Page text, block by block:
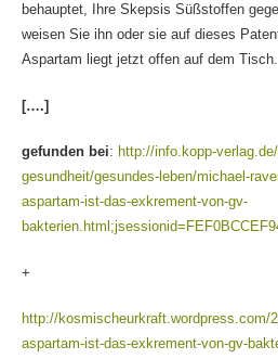
behauptet, Ihre Skepsis Süßstoffen
weisen Sie ihn oder sie auf dieses
Aspartam liegt jetzt offen auf dem Tisch.
[….]
gefunden bei: http://info.kopp-
gesundheit/gesundes-leben/michael-
aspartam-ist-das-exkrement-von-gv-
+
http://kosmischeurkraft.wordpress.com/
aspartam-ist-das-exkrement-von-gv-